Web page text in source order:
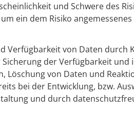
und Schwere des
ein dem Risiko angemessenes
Verfügbarkeit von Daten durch
der Verfügbarkeit und
von Daten und
bei der Entwicklung, bzw.
und durch